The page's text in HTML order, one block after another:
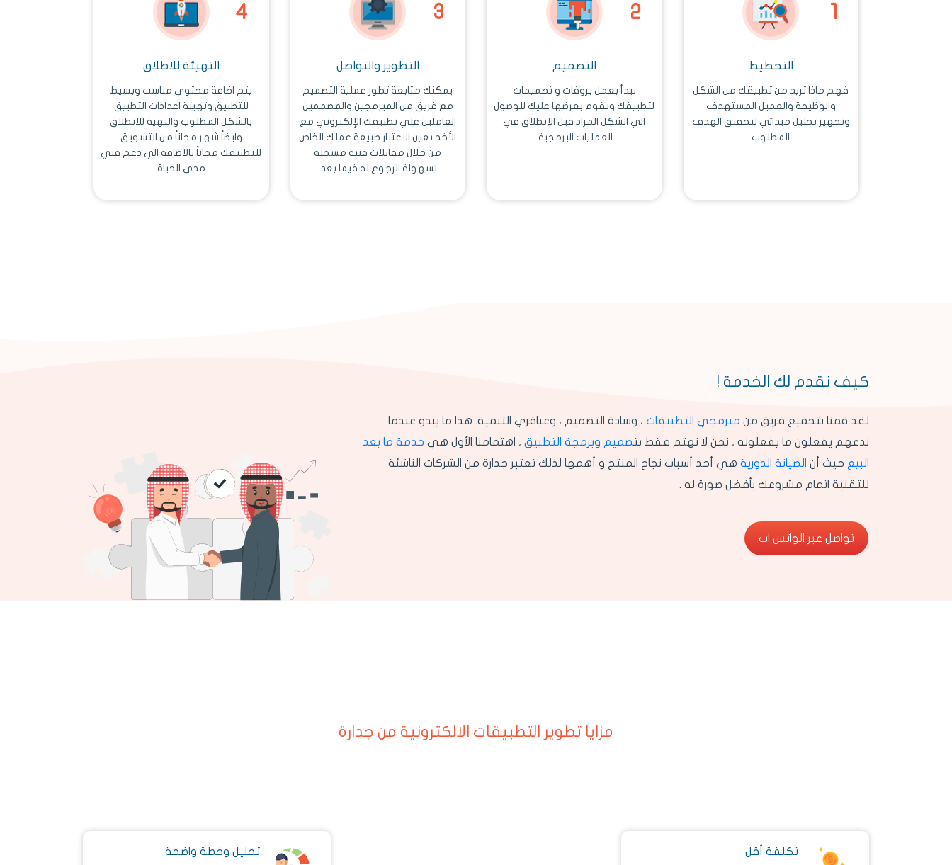
التخطيط
فهم ماذا تريد من تطبيقك من الشكل
والوظيفة والعميل المستهدف
وتجهيز تحليل مبدائي لتحقبق الهدف
المطلوب
التصميم
نبدأ بعمل بروفات و تصميمات
لتطبيقك ونقوم بعرضها عليك للوصول
الي الشكل المراد قبل الانطلاق في
العمليات البرمجية.
التطوير والتواصل
يمكنك متابعة تطور عملية التصميم
مع فريق من المبرمجين والمصممين
العاملين علي تطبيقك الإلكتروني مع
الأخذ بعين الاعتبار طبيعة عملك الخاص
من خلال مقابلات فنية مسجلة
لسهولة الرجوع له فيما بعد.
التهيئة للاطلاق
يتم اضافة محتوي مناسب وبسيط
للتطبيق وتهيئة اعدادات التطبيق
بالشكل المطلوب والتهية للانطلاق
وايضاً شهر مجاناً من التسويق
للتطبيقك مجاناً بالاضافة الي دعم فني
مدي الحياة
كيف نقدم لك الخدمة !
لقد قمنا بتجميع فريق من مبرمجي التطبيقات ، وسادة التصميم ، وعباقري التنمية. هذا ما يبدو عندما
ندعهم يفعلون ما يفعلونه , نحن لا نهتم فقط بتصميم وبرمجة التطبيق , اهتمامنا الأول هي خدمة ما بعد
البيع حيث أن الصيانة الدورية هي أحد أسباب نجاح المنتج و أهمها لذلك تعتبر جدارة من الشركات الناشئة
للتقنية اتمام مشروعك بأفضل صورة له .
تواصل عبر الواتس اب
تواصل عبر الواتس اب
مزايا تطوير التطبيقات الالكترونية من جدارة
تكلفة أقل تحليل وخطة واضحة